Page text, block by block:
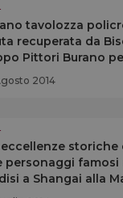
tavolozza
recuperata da
Pittori Burano
la Laguna
2014
eccellenze
personaggi famosi
a Shangai alla
griffe veneta